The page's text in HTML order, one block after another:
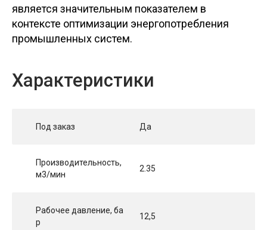
является значительным показателем в
контексте оптимизации энергопотребления
промышленных систем.
Характеристики
Под заказ Да
Производительность,
м3/мин
2.35
Рабочее давление, ба
р
12,5